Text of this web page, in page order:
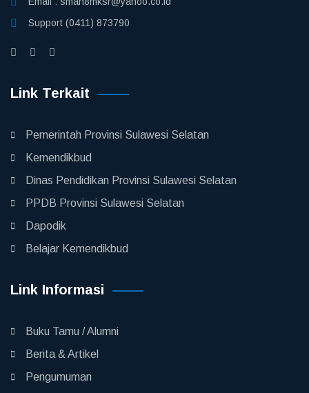
Support (0411) 873790
Link Terkait
Pemerintah Provinsi Sulawesi Selatan
Kemendikbud
Dinas Pendidikan Provinsi Sulawesi Selatan
PPDB Provinsi Sulawesi Selatan
Dapodik
Belajar Kemendikbud
Link Informasi
Buku Tamu / Alumni
Berita & Artikel
Pengumuman